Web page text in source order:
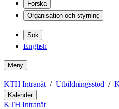
Forska
Organisation och styrning
Sök
English
Meny
KTH Intranät Utbildningsstöd
Kalender
KTH Intranät